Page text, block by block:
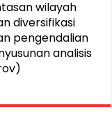
wilayah
diversifikasi
pengendalian
analisis